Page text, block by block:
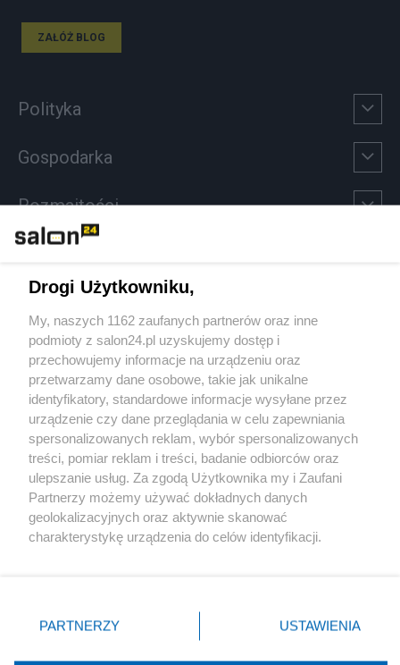
ZAŁÓŻ BLOG
Polityka
Gospodarka
Rozmaitości
Sport
Społeczeństwo
Kultura
X Facebook Instagram Youtube
Drogi Użytkowniku,
My, naszych 1162 zaufanych partnerów oraz inne
podmioty z salon24.pl uzyskujemy dostęp i
przechowujemy informacje na urządzeniu oraz
przetwarzamy dane osobowe, takie jak unikalne
identyfikatory, standardowe informacje wysyłane przez
urządzenie czy dane przeglądania w celu zapewniania
spersonalizowanych reklam, wybór spersonalizowanych
treści, pomiar reklam i treści, badanie odbiorców oraz
ulepszanie usług. Za zgodą Użytkownika my i Zaufani
Partnerzy możemy używać dokładnych danych
geolokalizacyjnych oraz aktywnie skanować
charakterystykę urządzenia do celów identyfikacji.
zmienić/wycofać klikając przycisk ustawień prywatności
znajdujący się w lewym dolnym rogu strony
rodzaje przetwarzania danych nie wymagają zgody
PARTNERZY USTAWIENIA